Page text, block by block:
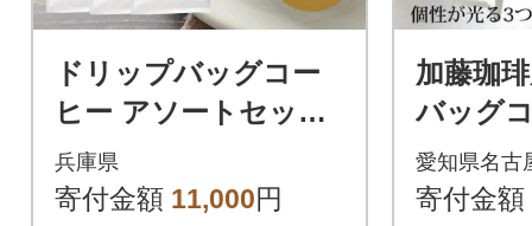
ドリップバッグコー
ヒー アソートセット
5種 100袋 飲み比べ
兵庫県
寄付金額 11,000円
加藤珈
バッグ
飲み比
愛知県名古
寄付金額